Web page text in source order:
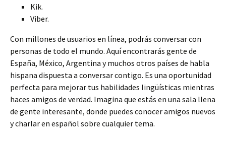
Kik.
Viber.
Con millones de usuarios en línea, podrás conversar con
personas de todo el mundo. Aquí encontrarás gente de
España, México, Argentina y muchos otros países de habla
hispana dispuesta a conversar contigo. Es una oportunidad
perfecta para mejorar tus habilidades lingüísticas mientras
haces amigos de verdad. Imagina que estás en una sala llena
de gente interesante, donde puedes conocer amigos nuevos
y charlar en español sobre cualquier tema.